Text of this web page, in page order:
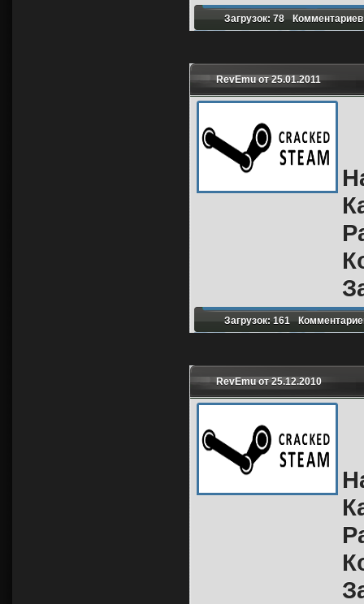
Загрузок: 78
RevEmu от 25.01.2011
Загрузок: 161
RevEmu от 25.12.2010